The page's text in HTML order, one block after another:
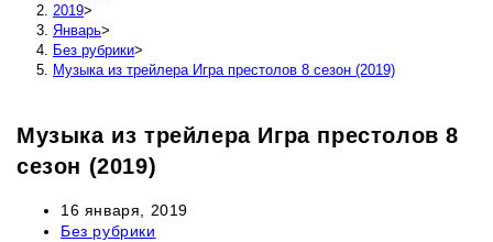
2019>
Январь>
Без рубрики>
Музыка из трейлера Игра престолов 8 сезон (2019)
Музыка из трейлера Игра престолов 8
сезон (2019)
Запись
опубликована:
16 января, 2019
Рубрика
Без рубрики